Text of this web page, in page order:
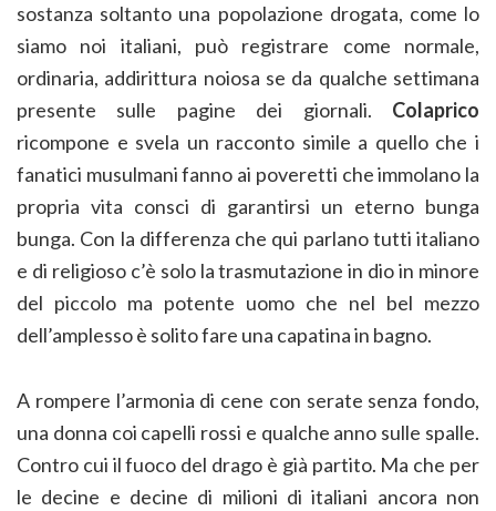
sostanza soltanto una popolazione drogata, come lo
siamo noi italiani, può registrare come normale,
ordinaria, addirittura noiosa se da qualche settimana
presente sulle pagine dei giornali. Colaprico
ricompone e svela un racconto simile a quello che i
fanatici musulmani fanno ai poveretti che immolano la
propria vita consci di garantirsi un eterno bunga
bunga. Con la differenza che qui parlano tutti italiano
e di religioso c’è solo la trasmutazione in dio in minore
del piccolo ma potente uomo che nel bel mezzo
dell’amplesso è solito fare una capatina in bagno.
A rompere l’armonia di cene con serate senza fondo,
una donna coi capelli rossi e qualche anno sulle spalle.
Contro cui il fuoco del drago è già partito. Ma che per
le decine e decine di milioni di italiani ancora non